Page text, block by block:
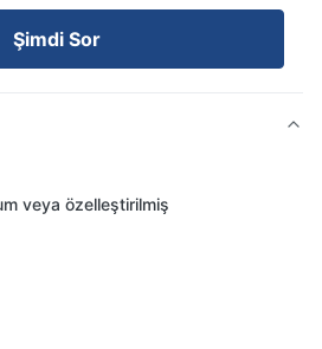
Şimdi Sor
veya özelleştirilmiş